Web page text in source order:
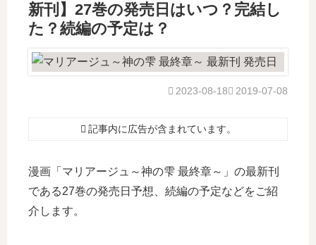
新刊】27巻の発売日はいつ？完結し
た？続編の予定は？
2019-07-08
2023-08-18
記事内に広告が含まれています。
漫画「マリアージュ～神の雫 最終章～」の最新刊
である27巻の発売日予想、続編の予定などをご紹
介します。